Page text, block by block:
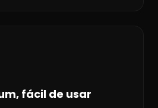
fácil de usar